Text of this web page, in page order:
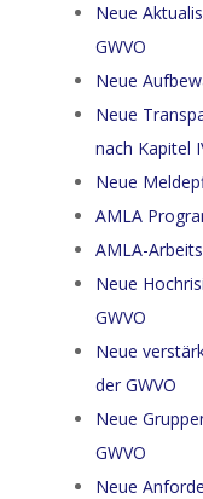
Neue
GWVO
Neue
Neue
nach Kapitel
Neue
AMLA
AMLA-
Neue
GWVO
Neue
der GWVO
Neue
GWVO
Neue